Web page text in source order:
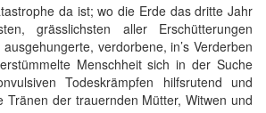
da ist; wo die Erde das dritte Jahr
grässlichsten aller Erschütterungen
verdorbene, in’s Verderben
Menschheit sich in der Suche
Todeskrämpfen hilfsrutend und
Tränen der trauernden Mütter, Witwen und